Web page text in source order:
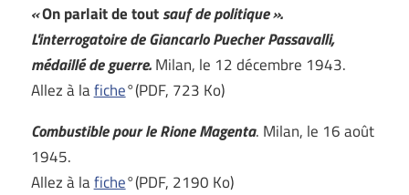
«On parlait de toutsauf de politique ».
L'interrogatoire de Giancarlo Puecher Passavalli,
médaillé de guerre. Milan, le 12 décembre 1943.
Allez à lafiche°(PDF, 723 Ko)
Combustible pour le Rione Magenta. Milan, le 16 août
1945.
Allez à lafiche°(PDF, 2190 Ko)